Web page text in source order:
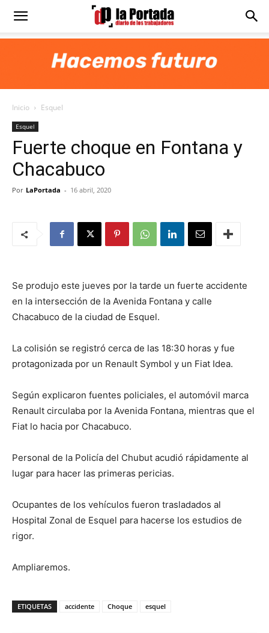
Diario
Portada
Inicio Esquel
Esquel
Fuerte choque en Fontana y
Chacabuco
Por LaPortada - 16 abril, 2020
Se produjo este jueves por la tarde un fuerte accidente
en la intersección de la Avenida Fontana y calle
Chacabuco de la ciudad de Esquel.
La colisión se registró cerca de las 18:30 horas y fue
protagonizada por un Renault Symbol y un Fiat Idea.
Según explicaron fuentes policiales, el automóvil marca
Renault circulaba por la Avenida Fontana, mientras que el
Fiat lo hacia por Chacabuco.
Personal de la Policía del Chubut acudió rápidamente al
lugar para hacer las primeras pericias.
Ocupantes de los vehículos fueron trasladados al
Hospital Zonal de Esquel para hacerse los estudios de
rigor.
Ampliaremos.
ETIQUETAS accidente Choque esquel